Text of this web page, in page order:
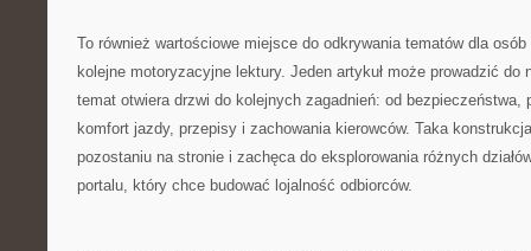
To również wartościowe miejsce do odkrywania tematów dla
kolejne motoryzacyjne lektury. Jeden artykuł może prowadzić do
temat otwiera drzwi do kolejnych zagadnień: od bezpieczeństwa,
komfort jazdy, przepisy i zachowania kierowców. Taka
pozostaniu na stronie i zachęca do eksplorowania różnych
portalu, który chce budować lojalność odbiorców.